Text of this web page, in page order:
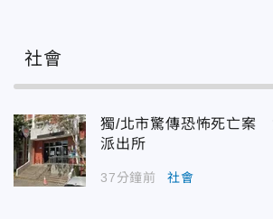
社會
獨/北市驚傳恐怖死亡案
派出所
37分鐘前 社會